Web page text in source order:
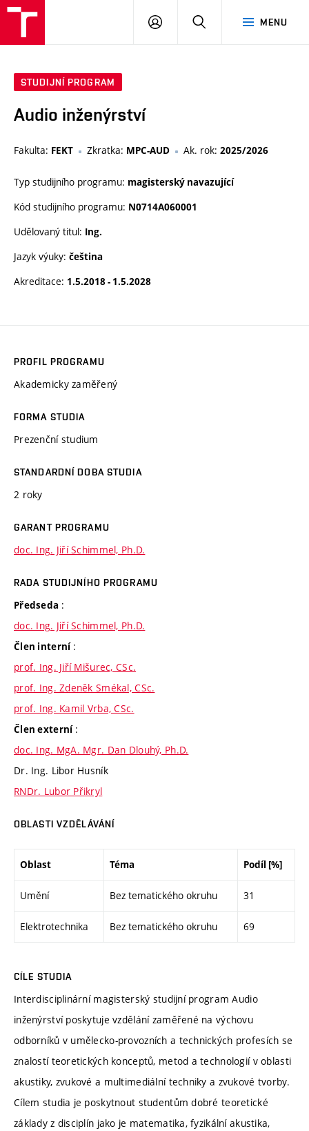
MENU
PŘIHLÁSIT
STUDIJNÍ PROGRAM
Audio inženýrství
Fakulta: FEKT Zkratka: MPC-AUD Ak. rok: 2025/2026
Typ studijního programu: magisterský navazující
Kód studijního programu: N0714A060001
Udělovaný titul: Ing.
Jazyk výuky: čeština
Akreditace: 1.5.2018 - 1.5.2028
PROFIL PROGRAMU
Akademicky zaměřený
FORMA STUDIA
Prezenční studium
STANDARDNÍ DOBA STUDIA
2 roky
GARANT PROGRAMU
doc. Ing. Jiří Schimmel, Ph.D.
RADA STUDIJNÍHO PROGRAMU
Předseda :
doc. Ing. Jiří Schimmel, Ph.D.
Člen interní :
prof. Ing. Jiří Mišurec, CSc.
prof. Ing. Zdeněk Smékal, CSc.
prof. Ing. Kamil Vrba, CSc.
Člen externí :
doc. Ing. MgA. Mgr. Dan Dlouhý, Ph.D.
Dr. Ing. Libor Husník
RNDr. Lubor Přikryl
OBLASTI VZDĚLÁVÁNÍ
Oblast Téma Podíl [%]
Umění Bez tematického okruhu 31
Elektrotechnika Bez tematického okruhu 69
CÍLE STUDIA
Interdisciplinární magisterský studijní program Audio
inženýrství poskytuje vzdělání zaměřené na výchovu
odborníků v umělecko-provozních a technických profesích se
znalostí teoretických konceptů, metod a technologií v oblasti
akustiky, zvukové a multimediální techniky a zvukové tvorby.
Cílem studia je poskytnout studentům dobré teoretické
základy z disciplín jako je matematika, fyzikální akustika,